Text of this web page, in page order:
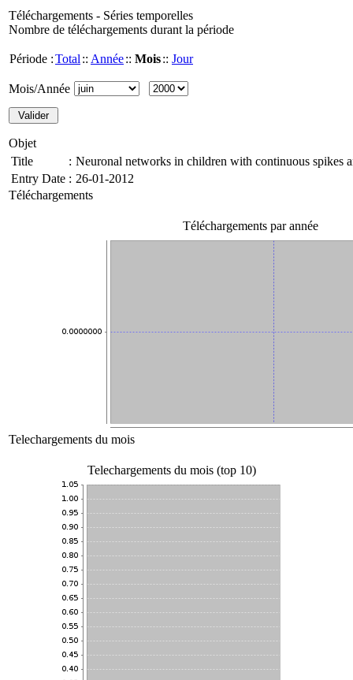
Téléchargements - Séries temporelles
Nombre de téléchargements durant la période
Période :Total :: Année:: Mois:: Jour
Mois/Année
Objet
Title
: Neuronal networks in children with continuous spikes
Entry Date : 26-01-2012
Téléchargements
Téléchargements par année
Telechargements du mois
Telechargements du mois (top 10)